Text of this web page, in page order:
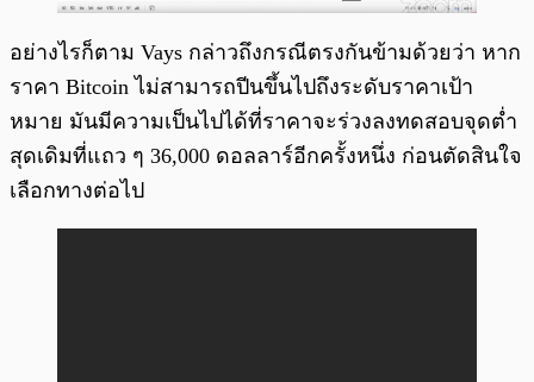
อย่างไรก็ตาม Vays กล่าวถึงกรณีตรงกันข้ามด้วยว่า หาก
ราคา Bitcoin ไม่สามารถปีนขึ้นไปถึงระดับราคาเป้า
หมาย มันมีความเป็นไปได้ที่ราคาจะร่วงลงทดสอบจุดต่ำ
สุดเดิมที่แถว ๆ 36,000 ดอลลาร์อีกครั้งหนึ่ง ก่อนตัดสินใจ
เลือกทางต่อไป